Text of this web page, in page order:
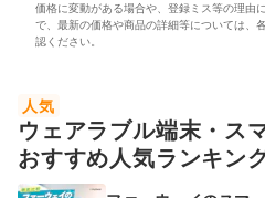
価格に変動がある場合や、登録ミス等の理由
で、最新の価格や商品の詳細等については、
認ください。
人気
ウェアラブル端末・ス
おすすめ人気ランキン